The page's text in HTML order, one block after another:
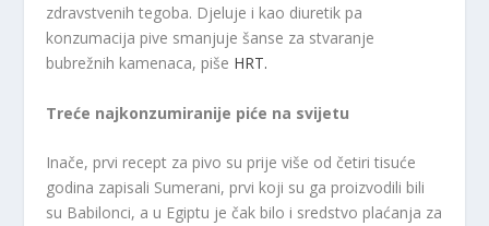
zdravstvenih tegoba. Djeluje i kao diuretik pa
konzumacija pive smanjuje šanse za stvaranje
bubrežnih kamenaca, piše HRT.
Treće najkonzumiranije piće na svijetu
Inače, prvi recept za pivo su prije više od četiri tisuće
godina zapisali Sumerani, prvi koji su ga proizvodili bili
su Babilonci, a u Egiptu je čak bilo i sredstvo plaćanja za